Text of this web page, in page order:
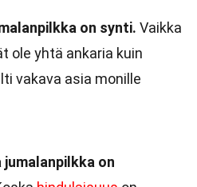
on synti. Vaikka
ole yhtä ankaria kuin
vakava asia monille
on